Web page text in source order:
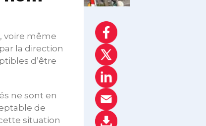
voire même
la direction
d’être
ne sont en
de
situation